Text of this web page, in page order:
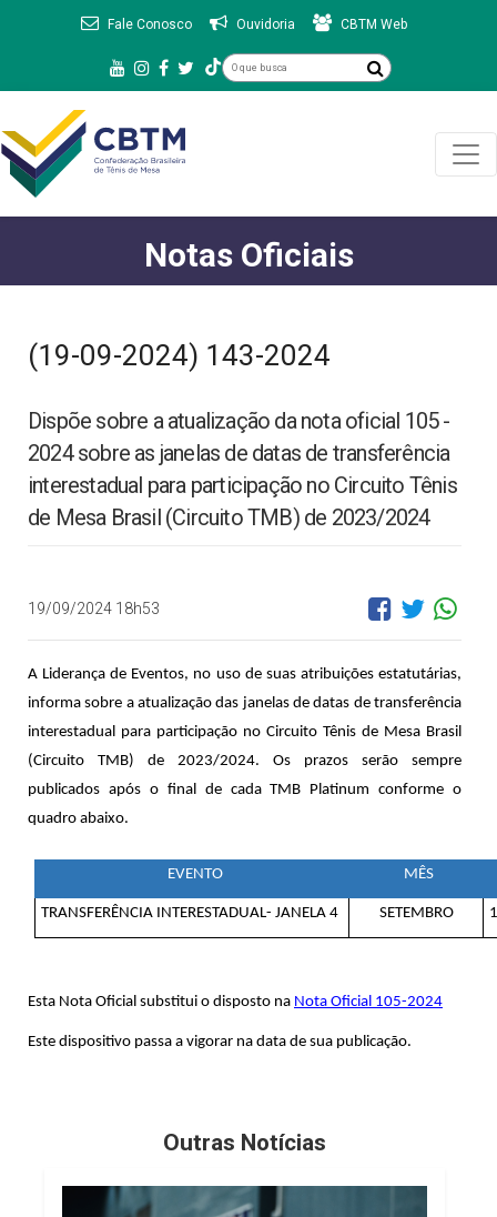
Fale Conosco Ouvidoria CBTM Web
Notas Oficiais
(19-09-2024) 143-2024
Dispõe sobre a atualização da nota oficial 105 -
2024 sobre as janelas de datas de transferência
interestadual para participação no Circuito Tênis
de Mesa Brasil (Circuito TMB) de 2023/2024
19/09/2024 18h53
A Liderança de Eventos, no uso de suas atribuições estatutárias,
informasobre a atualização das janelas de datas de transferência
interestadual para participação no Circuito Tênis de Mesa Brasil
(Circuito TMB) de 2023/2024. Os prazos serão sempre
publicados após o final de cada TMB Platinum conforme o
quadro abaixo.
EVENTO MÊS
TRANSFERÊNCIA INTERESTADUAL- JANELA 4 SETEMBRO
Esta Nota Oficial substitui o disposto na Nota Oficial 105-2024
Este dispositivo passa a vigorar na data de sua publicação.
Outras Notícias